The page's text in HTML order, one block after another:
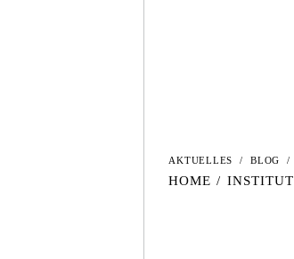
AKTUELLES / BLOG /
HOME / INSTITUT